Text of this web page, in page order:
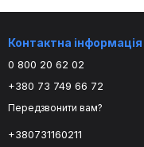
Контактна інформація
0 800 20 62 02
+380 73 749 66 72
Передзвонити вам?
+380731160211